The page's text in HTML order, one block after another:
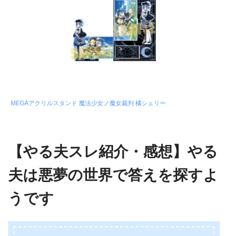
MEGAアクリルスタンド 魔法少女ノ魔女裁判 橘シェリー
【やる夫スレ紹介・感想】やる
夫は悪夢の世界で答えを探すよ
うです